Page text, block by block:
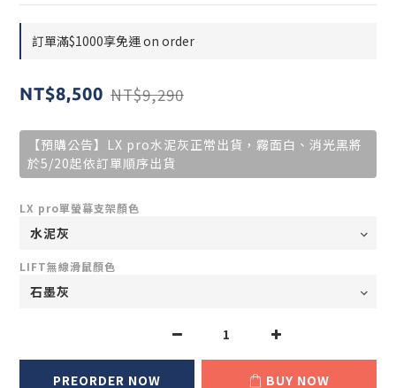
訂單滿$1000享免運 on order
NT$8,500 NT$9,290
【預購公告】LX pro水泥灰正常出貨，霧面白、消光黑將
於5/20起依訂單順序出貨
LX pro單螢幕支架顏色
LIFT無線滑鼠顏色
PREORDER NOW BUY NOW